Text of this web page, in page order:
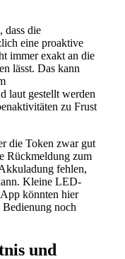
dass die
eine proaktive
immer exakt an die
lässt. Das kann
laut gestellt werden
zu Frust
die Token zwar gut
Rückmeldung zum
fehlen,
Kleine LED-
könnten hier
noch
und